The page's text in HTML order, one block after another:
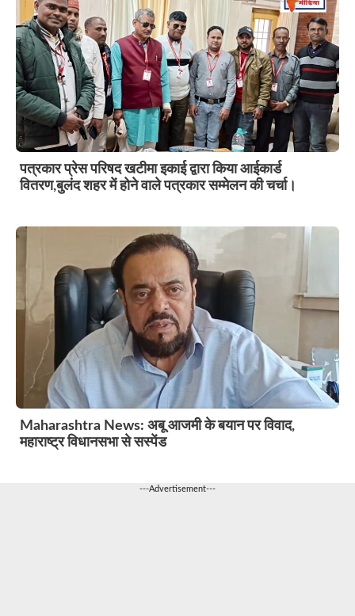
पत्रकार प्रेस परिषद खटीमा इकाई द्वारा किया आईकार्ड
वितरण,बुलंद शहर में होने वाले पत्रकार सम्मेलन की चर्चा।
Maharashtra News: अबू आजमी के बयान पर विवाद,
महाराष्ट्र विधानसभा से सस्पेंड
---Advertisement---